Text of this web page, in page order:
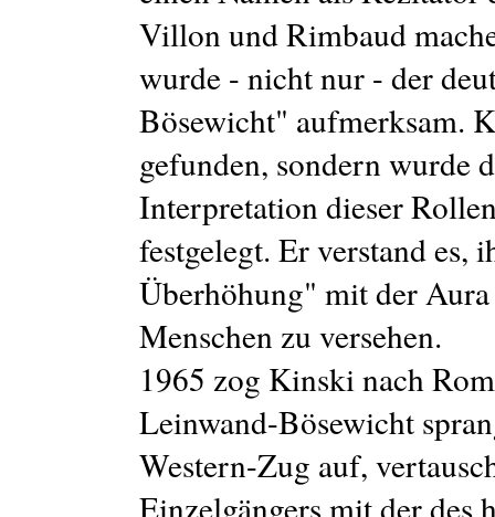
Villon und Rimbaud
wurde - nicht nur - der
Bösewicht" aufmerksam.
gefunden, sondern wurde
Interpretation dieser
festgelegt. Er verstand es,
Überhöhung" mit der
Menschen zu versehen.
1965 zog Kinski nach
Leinwand-Bösewicht
Western-Zug auf,
Einzelgängers mit der des